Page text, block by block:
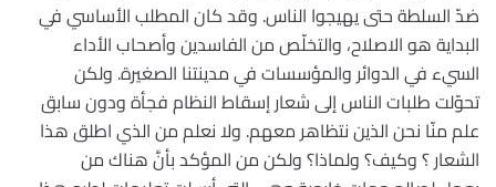
ضدّ السلطة حتى يهيجوا الناس. وقد كان المطلب الأساسي في
البداية هو الاصلاح، والتخلّص من الفاسدين وأصحاب الأداء
السيء في الدوائر والمؤسسات في مدينتنا الصغيرة. ولكن
تحوّلت طلبات الناس إلى شعار إسقاط النظام فجأة ودون سابق
علم منّا نحن الذين نتظاهر معهم. ولا نعلم من الذي اطلق هذا
الشعار ؟ وكيف؟ ولماذا؟ ولكن من المؤكد بأنَّ هناك من